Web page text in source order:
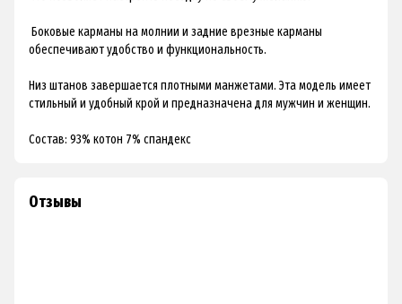
Боковые карманы на молнии и задние врезные карманы
обеспечивают удобство и функциональность.
Низ штанов завершается плотными манжетами. Эта модель имеет
стильный и удобный крой и предназначена для мужчин и женщин.
Состав: 93% котон 7% спандекс
Отзывы